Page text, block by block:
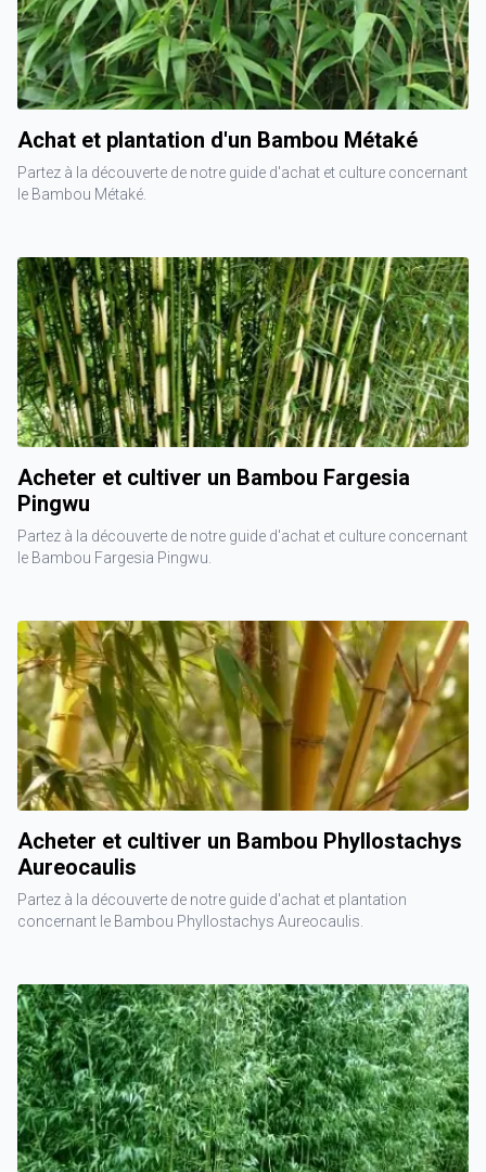
Achat et plantation d'un Bambou Métaké
Partez à la découverte de notre guide d'achat et culture concernant
le Bambou Métaké.
Acheter et cultiver un Bambou Fargesia
Pingwu
Partez à la découverte de notre guide d'achat et culture concernant
le Bambou Fargesia Pingwu.
Acheter et cultiver un Bambou Phyllostachys
Aureocaulis
Partez à la découverte de notre guide d'achat et plantation
concernant le Bambou Phyllostachys Aureocaulis.